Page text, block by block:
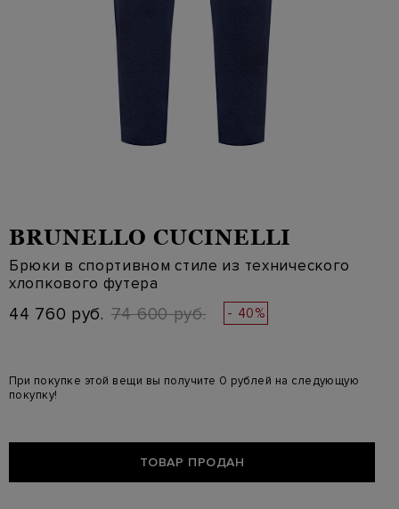
BRUNELLO CUCINELLI
Брюки в спортивном стиле из технического
хлопкового футера
44 760 руб. 74 600 руб. - 40%
При покупке этой вещи вы получите 0 рублей на следующую
покупку!
ТОВАР ПРОДАН